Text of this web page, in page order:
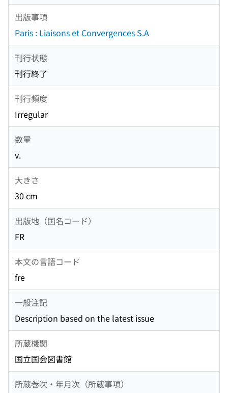
出版事項
Paris : Liaisons et Convergences S.A
刊行状態
刊行終了
刊行頻度
Irregular
数量
v.
大きさ
30 cm
出版地（国名コード）
FR
本文の言語コード
fre
一般注記
Description based on the latest issue
所蔵機関
国立国会図書館
所蔵巻次・年月次（所蔵事項）